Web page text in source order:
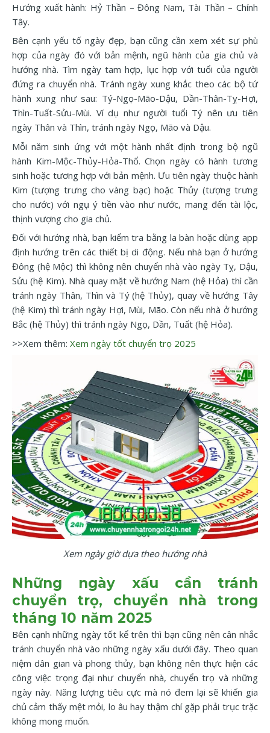
Hướng xuất hành: Hỷ Thần – Đông Nam, Tài Thần – Chính
Tây.
Bên cạnh yếu tố ngày đẹp, bạn cũng cần xem xét sự phù
hợp của ngày đó với bản mệnh, ngũ hành của gia chủ và
hướng nhà. Tìm ngày tam hợp, lục hợp với tuổi của người
đứng ra chuyển nhà. Tránh ngày xung khắc theo các bộ tứ
hành xung như sau: Tý-Ngọ-Mão-Dậu, Dần-Thân-Tỵ-Hợi,
Thìn-Tuất-Sửu-Mùi. Ví dụ như người tuổi Tý nên ưu tiên
ngày Thân và Thìn, tránh ngày Ngọ, Mão và Dậu.
Mỗi năm sinh ứng với một hành nhất định trong bộ ngũ
hành Kim-Mộc-Thủy-Hỏa-Thổ. Chọn ngày có hành tương
sinh hoặc tương hợp với bản mệnh. Ưu tiên ngày thuộc hành
Kim (tượng trưng cho vàng bạc) hoặc Thủy (tượng trưng
cho nước) với ngụ ý tiền vào như nước, mang đến tài lộc,
thịnh vượng cho gia chủ.
Đối với hướng nhà, bạn kiểm tra bằng la bàn hoặc dùng app
định hướng trên các thiết bị di động. Nếu nhà bạn ở hướng
Đông (hệ Mộc) thì không nên chuyển nhà vào ngày Tỵ, Dậu,
Sửu (hệ Kim). Nhà quay mặt về hướng Nam (hệ Hỏa) thì cần
tránh ngày Thân, Thìn và Tý (hệ Thủy), quay về hướng Tây
(hệ Kim) thì tránh ngày Hợi, Mùi, Mão. Còn nếu nhà ở hướng
Bắc (hệ Thủy) thì tránh ngày Ngọ, Dần, Tuất (hệ Hỏa).
>>Xem thêm: Xem ngày tốt chuyển trọ 2025
Xem ngày giờ dựa theo hướng nhà
Những ngày xấu cần tránh
chuyển trọ, chuyển nhà trong
tháng 10 năm 2025
Bên cạnh những ngày tốt kể trên thì bạn cũng nên cân nhắc
tránh chuyển nhà vào những ngày xấu dưới đây. Theo quan
niệm dân gian và phong thủy, bạn không nên thực hiện các
công việc trọng đại như chuyển nhà, chuyển trọ và những
ngày này. Năng lượng tiêu cực mà nó đem lại sẽ khiến gia
chủ cảm thấy mệt mỏi, lo âu hay thậm chí gặp phải trục trặc
không mong muốn.